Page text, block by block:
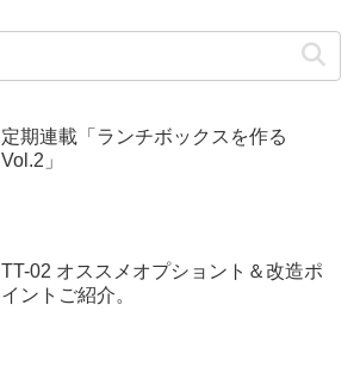
定期連載「ランチボックスを作る
Vol.2」
TT-02 オススメオプショント＆改造ポ
イントご紹介。